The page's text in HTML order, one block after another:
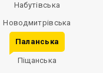
Набутівська
Новодмитрівська
Паланська
Піщанська